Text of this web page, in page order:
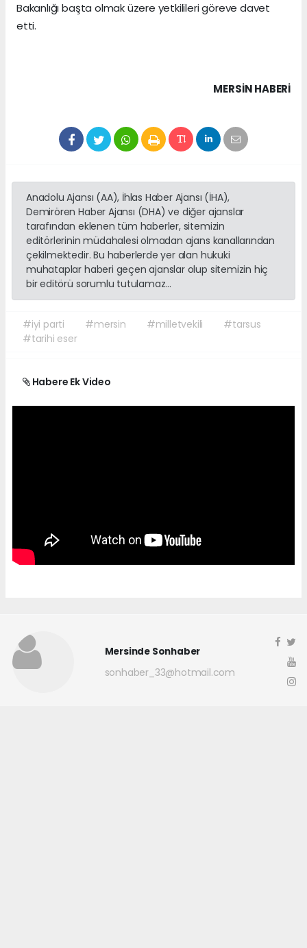
Bakanlığı başta olmak üzere yetkilileri göreve davet
etti.
MERSIN HABERİ
Anadolu Ajansı (AA), İhlas Haber Ajansı (İHA),
Demirören Haber Ajansı (DHA) ve diğer ajanslar
tarafından eklenen tüm haberler, sitemizin
editörlerinin müdahalesi olmadan ajans kanallarından
çekilmektedir. Bu haberlerde yer alan hukuki
muhataplar haberi geçen ajanslar olup sitemizin hiç
bir editörü sorumlu tutulamaz...
#iyi parti #mersin #milletvekili
#tarsus
#tarihi eser
Habere Ek Video
Mersinde Sonhaber
sonhaber_33@hotmail.com